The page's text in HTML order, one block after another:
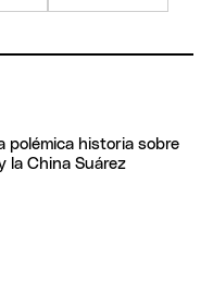
polémica historia sobre
la China Suárez